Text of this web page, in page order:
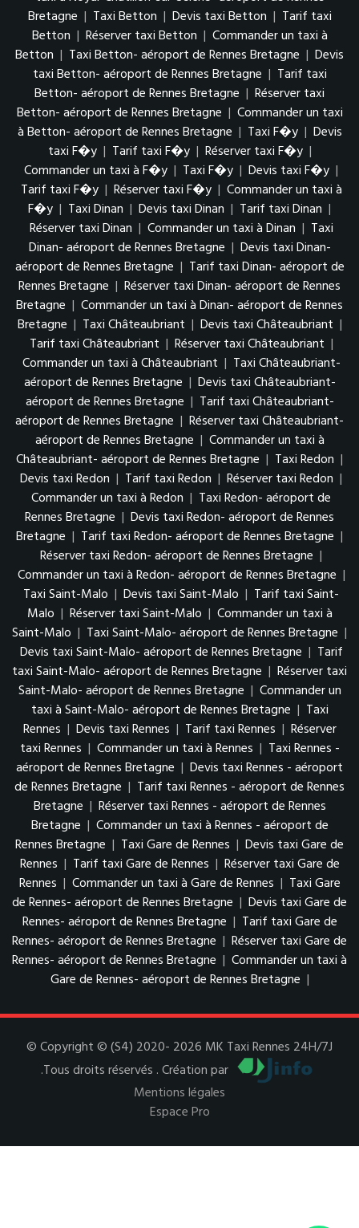
Bretagne | Taxi Betton | Devis taxi Betton | Tarif taxi
Betton | Réserver taxi Betton | Commander un taxi à
Betton | Taxi Betton- aéroport de Rennes Bretagne | Devis
taxi Betton- aéroport de Rennes Bretagne | Tarif taxi
Betton- aéroport de Rennes Bretagne | Réserver taxi
Betton- aéroport de Rennes Bretagne | Commander un taxi
à Betton- aéroport de Rennes Bretagne | Taxi F�y | Devis
taxi F�y | Tarif taxi F�y | Réserver taxi F�y |
Commander un taxi à F�y | Taxi F�y | Devis taxi F�y |
Tarif taxi F�y | Réserver taxi F�y | Commander un taxi à
F�y | Taxi Dinan | Devis taxi Dinan | Tarif taxi Dinan |
Réserver taxi Dinan | Commander un taxi à Dinan | Taxi
Dinan- aéroport de Rennes Bretagne | Devis taxi Dinan-
aéroport de Rennes Bretagne | Tarif taxi Dinan- aéroport de
Rennes Bretagne | Réserver taxi Dinan- aéroport de Rennes
Bretagne | Commander un taxi à Dinan- aéroport de Rennes
Bretagne | Taxi Châteaubriant | Devis taxi Châteaubriant |
Tarif taxi Châteaubriant | Réserver taxi Châteaubriant |
Commander un taxi à Châteaubriant | Taxi Châteaubriant-
aéroport de Rennes Bretagne | Devis taxi Châteaubriant-
aéroport de Rennes Bretagne | Tarif taxi Châteaubriant-
aéroport de Rennes Bretagne | Réserver taxi Châteaubriant-
aéroport de Rennes Bretagne | Commander un taxi à
Châteaubriant- aéroport de Rennes Bretagne | Taxi Redon |
Devis taxi Redon | Tarif taxi Redon | Réserver taxi Redon |
Commander un taxi à Redon | Taxi Redon- aéroport de
Rennes Bretagne | Devis taxi Redon- aéroport de Rennes
Bretagne | Tarif taxi Redon- aéroport de Rennes Bretagne |
Réserver taxi Redon- aéroport de Rennes Bretagne |
Commander un taxi à Redon- aéroport de Rennes Bretagne |
Taxi Saint-Malo | Devis taxi Saint-Malo | Tarif taxi Saint-
Malo | Réserver taxi Saint-Malo | Commander un taxi à
Saint-Malo | Taxi Saint-Malo- aéroport de Rennes Bretagne |
Devis taxi Saint-Malo- aéroport de Rennes Bretagne | Tarif
taxi Saint-Malo- aéroport de Rennes Bretagne | Réserver taxi
Saint-Malo- aéroport de Rennes Bretagne | Commander un
taxi à Saint-Malo- aéroport de Rennes Bretagne | Taxi
Rennes | Devis taxi Rennes | Tarif taxi Rennes | Réserver
taxi Rennes | Commander un taxi à Rennes | Taxi Rennes -
aéroport de Rennes Bretagne | Devis taxi Rennes - aéroport
de Rennes Bretagne | Tarif taxi Rennes - aéroport de Rennes
Bretagne | Réserver taxi Rennes - aéroport de Rennes
Bretagne | Commander un taxi à Rennes - aéroport de
Rennes Bretagne | Taxi Gare de Rennes | Devis taxi Gare de
Rennes | Tarif taxi Gare de Rennes | Réserver taxi Gare de
Rennes | Commander un taxi à Gare de Rennes | Taxi Gare
de Rennes- aéroport de Rennes Bretagne | Devis taxi Gare de
Rennes- aéroport de Rennes Bretagne | Tarif taxi Gare de
Rennes- aéroport de Rennes Bretagne | Réserver taxi Gare de
Rennes- aéroport de Rennes Bretagne | Commander un taxi à
Gare de Rennes- aéroport de Rennes Bretagne |
© Copyright © (S4) 2020- 2026 MK Taxi Rennes 24H/7J
.Tous droits réservés . Création par
Mentions légales
Espace Pro